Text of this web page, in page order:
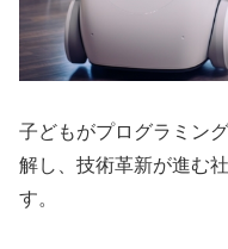
子どもがプログラミン
解し、技術革新が進む
す。